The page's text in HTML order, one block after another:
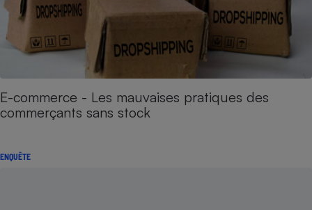
E-commerce - Les mauvaises pratiques des
commerçants sans stock
ENQUÊTE